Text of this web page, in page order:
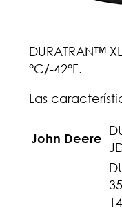
DURATRAN™
°C/-42°F.
Las
John Deere